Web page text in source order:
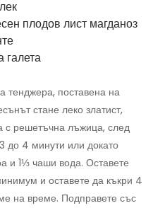
плодов лист магданоз
галета
тенджера, поставена на
стане леко златист,
с решетъчна лъжица, след
до 4 минути или докато
и 1⅓ чаши вода. Оставете
и оставете да къкри 4
на време. Подправете със